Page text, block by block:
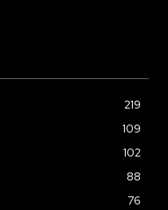
219
109
102
88
76